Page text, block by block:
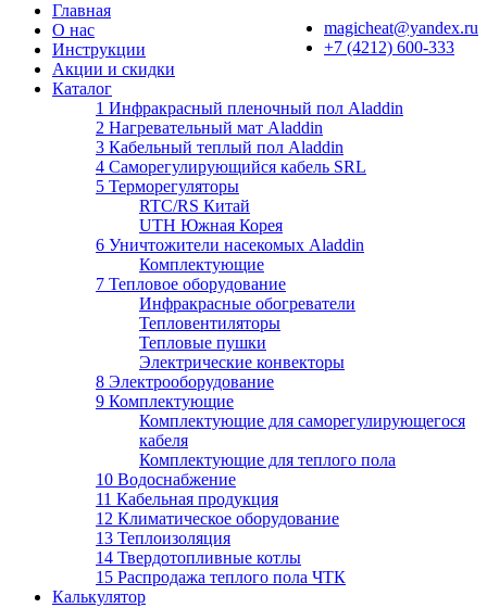
magicheat@yandex.ru
+7 (4212) 600-333
Главная
О нас
Инструкции
Акции и скидки
Каталог
1 Инфракрасный пленочный пол Aladdin
2 Нагревательный мат Aladdin
3 Кабельный теплый пол Aladdin
4 Саморегулирующийся кабель SRL
5 Терморегуляторы
RTC/RS Китай
UTH Южная Корея
6 Уничтожители насекомых Aladdin
Комплектующие
7 Тепловое оборудование
Инфракрасные обогреватели
Тепловентиляторы
Тепловые пушки
Электрические конвекторы
8 Электрооборудование
9 Комплектующие
Комплектующие для саморегулирующегося
кабеля
Комплектующие для теплого пола
10 Водоснабжение
11 Кабельная продукция
12 Климатическое оборудование
13 Теплоизоляция
14 Твердотопливные котлы
15 Распродажа теплого пола ЧТК
Калькулятор